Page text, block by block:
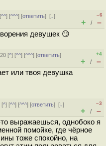
^^] [^^^] [ответить][↓]
–6
+ / –
девушек 😏
[^] [^^] [^^^] [ответить]
+4
+ / –
или твоя девушка
[^] [^^] [^^^] [ответить][↓]
–3
+ / –
выражаешься, однобоко я
помойке, где чёрное
тоже спокойно, на